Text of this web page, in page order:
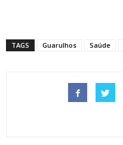
TAGS Guarulhos Saúde